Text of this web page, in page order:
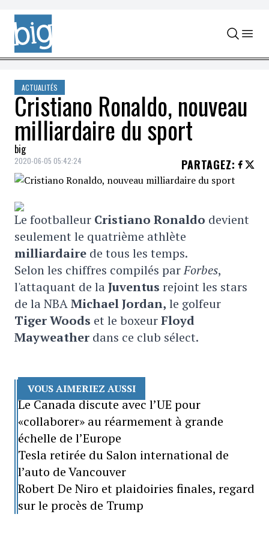
Skip to content
ACTUALITÉS
Cristiano Ronaldo, nouveau
milliardaire du sport
big
2020-06-05 05:42:24 PARTAGEZ:
Le footballeur Cristiano Ronaldo devient
seulement le quatrième athlète
milliardaire de tous les temps.
Selon les chiffres compilés parForbes,
l'attaquant de laJuventus rejoint les stars
de la NBAMichael Jordan, le golfeur
Tiger Woods et le boxeurFloyd
Mayweather dans ce club sélect.
VOUS AIMERIEZ AUSSI
Le Canada discute avec l’UE pour
«collaborer» au réarmement à grande
échelle de l’Europe
Tesla retirée du Salon international de
l’auto de Vancouver
Robert De Niro et plaidoiries finales, regard
sur le procès de Trump